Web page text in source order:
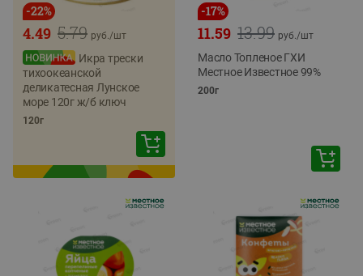
-22%
5.79
4.49 руб./шт
Икра трески
тихоокеанской
деликатесная Лунское
море 120г ж/б ключ
120г
-17%
13.99
11.59 руб./шт
Масло Топленое ГХИ
Местное Известное 99%
200г